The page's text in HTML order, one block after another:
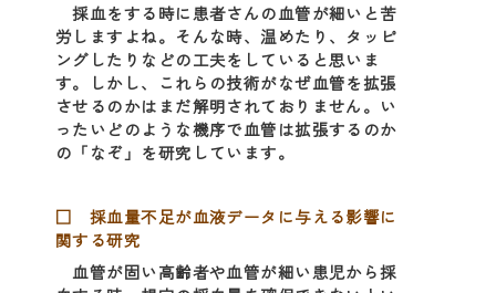
採血をする時に患者さんの血管が細いと苦
労しますよね。そんな時、温めたり、タッピ
ングしたりなどの工夫をしていると思いま
す。しかし、これらの技術がなぜ血管を拡張
させるのかはまだ解明されておりません。い
ったいどのような機序で血管は拡張するのか
の「なぞ」を研究しています。
□ 採血量不足が血液データに与える影響に
関する研究
血管が固い高齢者や血管が細い患児から採